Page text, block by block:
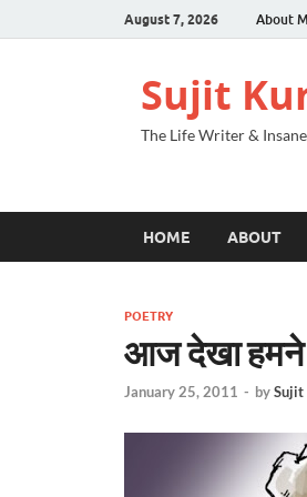
August 7, 2026 About
Sujit
The Life Writer &
HOME ABOUT
POETRY
आज देखा हमने
January 25, 2011 - bySujit